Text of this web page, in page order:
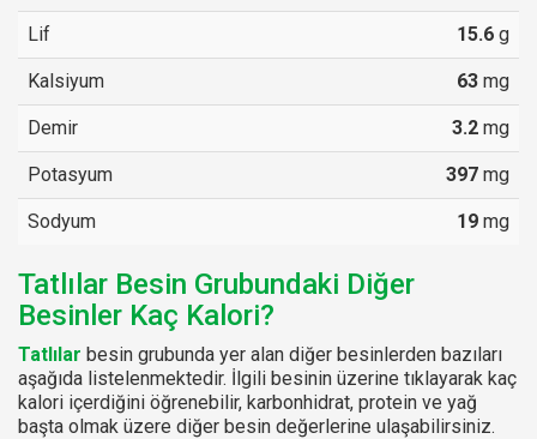
Lif 15.6 g
Kalsiyum 63 mg
Demir 3.2 mg
Potasyum 397 mg
Sodyum 19 mg
Tatlılar Besin Grubundaki Diğer
Besinler Kaç Kalori?
Tatlılar besin grubunda yer alan diğer besinlerden bazıları
aşağıda listelenmektedir. İlgili besinin üzerine tıklayarak kaç
kalori içerdiğini öğrenebilir, karbonhidrat, protein ve yağ
başta olmak üzere diğer besin değerlerine ulaşabilirsiniz.